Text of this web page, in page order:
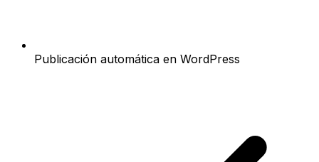
Publicación automática en WordPress